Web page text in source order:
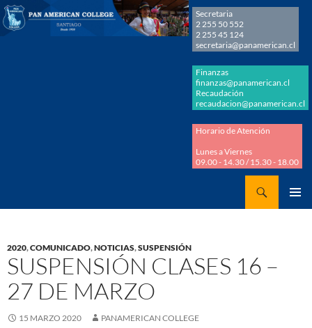
Secretaria
2 255 50 552
2 255 45 124
secretaria@panamerican.cl
Finanzas
finanzas@panamerican.cl
Recaudación
recaudacion@panamerican.cl
Horario de Atención
Lunes a Viernes
09.00 - 14.30 / 15.30 - 18.00
2020,COMUNICADO,NOTICIAS,SUSPENSIÓN
SUSPENSIÓN CLASES 16 –
27 DE MARZO
15 MARZO 2020 PANAMERICAN COLLEGE